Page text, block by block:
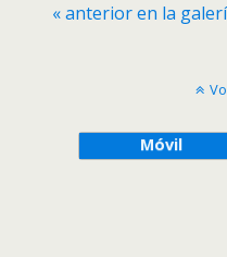
« anterior en la
Móvil